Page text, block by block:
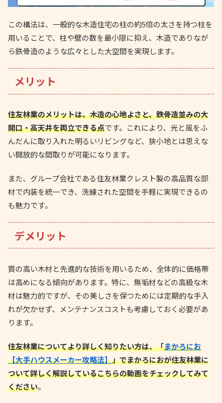
この構法は、一般的な木造住宅の柱の約5倍の太さを持つ柱を
用いることで、柱や壁の数を最小限に抑え、木造でありなが
ら鉄骨造のような広々とした大空間を実現します。
メリット
住友林業のメリットは、木造の心地よさと、鉄骨造並みの大
開口・高天井を両立できる点です。これにより、光と風をふ
んだんに取り入れた明るいリビングなど、狭小地とは思えな
い開放的な間取りが可能になります。
また、グループ会社である住友林業クレスト製の高品質な部
材で内装を統一でき、洗練された空間を手軽に実現できるの
も魅力です。
デメリット
質の高い木材と先進的な技術を用いるため、全体的に価格帯
は高めになる傾向があります。特に、無垢材などの高級な木
材は魅力的ですが、その美しさを保つためには定期的な手入
れが欠かせず、メンテナンスコストも考慮しておく必要があ
ります。
住友林業についてより詳しく知りたい方は、「まかろにお
【大手ハウスメーカー攻略法】」でまかろにおが住友林業に
ついて詳しく解説しているこちらの動画をチェックしてみて
ください。